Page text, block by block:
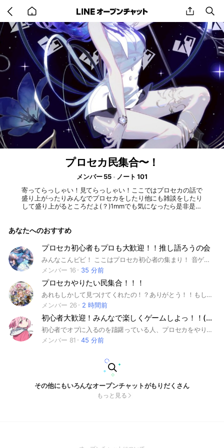
back
to
home
share
プロセカ民集合〜！
メンバー 55
ノート 101
寄ってらっしゃい！見てらっしゃい！ここではプロセカの話で
盛り上がったりみんなでプロセカをしたり他にも雑談をしたり
して盛り上がるところだよ(？)1mmでも気になったら是非是非
あなたへのおすすめ
プロセカ初心者もプロも大歓迎！！推し語ろうの会
みんなこんビビ！ ここはプロセカ初心者の集まり！ 音ゲーが苦手なそこのあなた！良ければこのオプで一緒に上手くなろう！ こんなか全員いい人でいっぱいだよ！！！管理人がいちばんテンション高いけどね😋
メンバー 16
35 分前
プロセカやりたい民集合！！！
あれもしかして見つけてくれたの！？ありがとう！！もしよかったら入ってね！！！ 即抜けはやめて欲しいな！ #プロセカ#初音ミク#鏡音リン#鏡音レン#巡音ルカ#MEIKO#KAITO#星乃一歌#天馬咲希#望月穂波#日野森志歩#花里みのり#桐谷遥#桃井愛莉#日野森雫#小豆沢こはね#白石杏#東雲彰人#青柳冬弥#天馬司#鳳えむ#草薙寧々#神代類#宵崎奏#朝比奈まふゆ#東雲絵名#暁山瑞希#プロジェクトセカイ#音ゲー
メンバー 26
2 時間前
初心者大歓迎！みんなで楽しくゲームしよっ！！(プロセカメインだよっ！)
初心者でオプに入るのを躊躇っている人、プロセカをやりたい友達が欲しい人大募集中！！✨ 雑談も平和ならもちろんOK！！ 他ゲーも過激じゃなかったりしなければどーぞ！(そのうち他ゲー用のサブトーク作る予定です) 歌勢やイラスト勢も是非っ！！！譜面メーカーやマイセカイ勢もどーぞー ここは初心者に優しい楽しいオプにしていく予定です！治安管理頑張ります！ 合わなかったら抜けてもOK！(無言抜けでもいいけど即抜けは控えて欲しいかも)一回気軽に入ってみませんか？ いっぱい話してくれるととっても嬉しい！！！ みんな優しいいい人たちです！ #プロセカ#音ゲー#ゲーム#初心者大歓迎#ゲーム#初音ミク#ボカロ#雑談#バチャシン#レオニード#モモジャン#ビビバス#ワンダショ#ニーゴ#みんライ#イベラン#仲良く#誰でも#楽しく#平和#火消し#何歳でも#他ゲーOK#歌#イラスト#マイセカイ#譜面メーカー
メンバー 81
45 分前
その他にもいろんなオープンチャットがもりだくさん
もっと見る